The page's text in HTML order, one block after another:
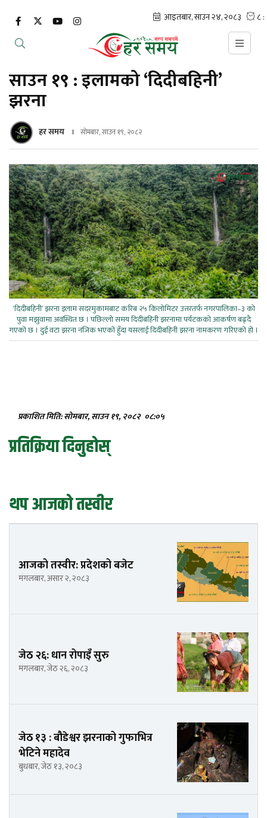
साउन १९ : इलामको ‘दिदीबहिनी’
झरना
हर समय सोमबार, साउन १९, २०८२
‘दिदीबहिनी’ झरना इलाम सदरमुकामबाट करिब २५ किलोमिटर उत्तरतर्फ नगरपालिका–३ को
पुवा मझुवामा अवस्थित छ । पछिल्लो समय दिदीबहिनी झरनामा पर्यटकको आकर्षण बढ्दै
गएको छ । दुई वटा झरना नजिक भएको हुँदा यसलाई दिदीबहिनी झरना नामकरण गरिएको हो ।
प्रकाशित मिति: सोमबार, साउन १९, २०८२ ०८:०५
प्रतिक्रिया दिनुहोस्
थप आजको तस्वीर
आजको तस्वीर: प्रदेशको बजेट
मंगलबार, असार २, २०८३
जेठ २६: धान रोपाइँ सुरु
मंगलबार, जेठ २६, २०८३
जेठ १३ : बौडेश्वर झरनाको गुफाभित्र
भेटिने महादेव
बुधबार, जेठ १३, २०८३